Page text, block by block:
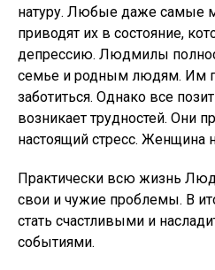
натуру. Любые даже самые
приводят их в состояние,
депрессию. Людмилы
семье и родным людям. Им
заботиться. Однако все
возникает трудностей. Они
настоящий стресс. Женщина
Практически всю жизнь
свои и чужие проблемы. В
стать счастливыми и
событиями.